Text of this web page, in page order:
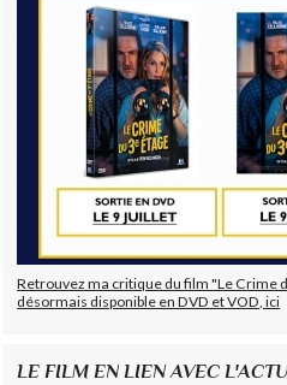
Retrouvez ma critique du film "Le Crime
désormais disponible en DVD et VOD, ici
LE FILM EN LIEN AVEC